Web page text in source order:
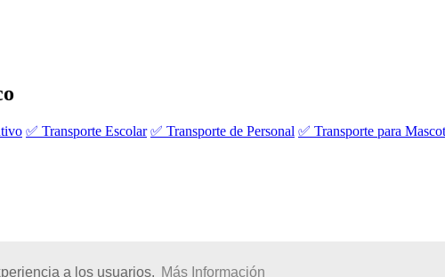
a los usuarios. Más Información
✅ Transporte Escolar ✅ Transporte de Personal ✅ Transporte para